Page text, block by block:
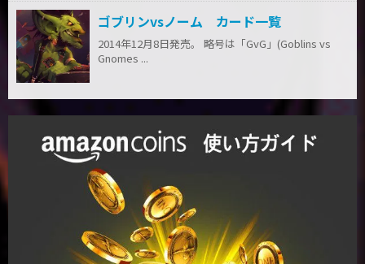
ゴブリンvsノーム カード一覧
2014年12月8日発売。 略号は「GvG」(Goblins vs
Gnomes ...